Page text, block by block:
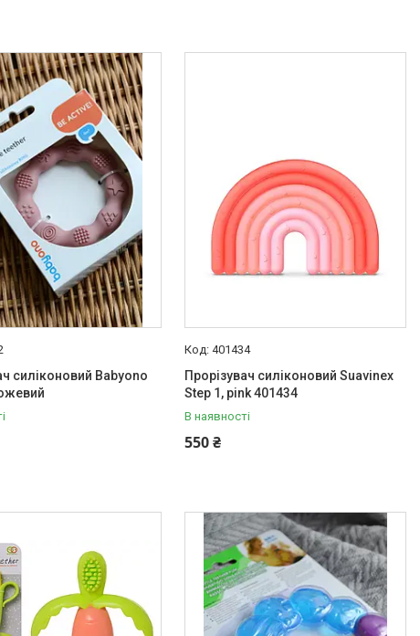
силіконовий Babyono
401434
Прорізувач силіконовий Suavinex
Step 1, pink 401434
В наявності
550 ₴